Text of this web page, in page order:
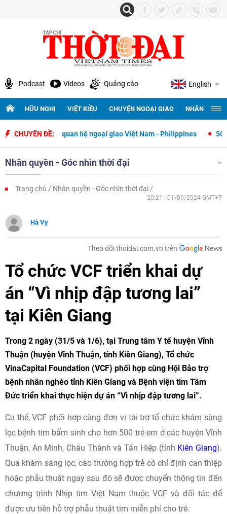
Podcast Videos Quảng cáo English
HỮU NGHỊ VIỆT KIỀU CHUYỆN NGOẠI GIAO NHÂN
CHUYÊN ĐỀ:
lập quan hệ ngoại giao Việt Nam - Philippines 500 ngày
Nhân quyền - Góc nhìn thời đại
Trang chủ Nhân quyền - Góc nhìn thời đại
20:21 | 01/06/2024 GMT+7
Hà Vy
Theo dõi thoidai.com.vn trên
Tổ chức VCF triển khai dự
án “Vì nhịp đập tương lai”
tại Kiên Giang
Trong 2 ngày (31/5 và 1/6), tại Trung tâm Y tế huyện Vĩnh
Thuận (huyện Vĩnh Thuận, tỉnh Kiên Giang), Tổ chức
VinaCapital Foundation (VCF) phối hợp cùng Hội Bảo trợ
bệnh nhân nghèo tỉnh Kiên Giang và Bệnh viện tim Tâm
Đức triển khai thực hiện dự án “Vì nhịp đập tương lai”.
Cụ thể, VCF phối hợp cùng đơn vị tài trợ tổ chức khám sàng
lọc bệnh tim bẩm sinh cho hơn 500 trẻ em ở các huyện Vĩnh
Thuận, An Minh, Châu Thành và Tân Hiệp (tỉnh Kiên Giang).
Qua khám sáng lọc, các trường hợp trẻ có chỉ định can thiệp
hoặc phẫu thuật ngay sau đó sẽ được chuyển thông tin đến
chương trình Nhịp tim Việt Nam thuộc VCF và đối tác để
được ưu tiên hỗ trợ phẫu thuật tim miễn phí cho trẻ.